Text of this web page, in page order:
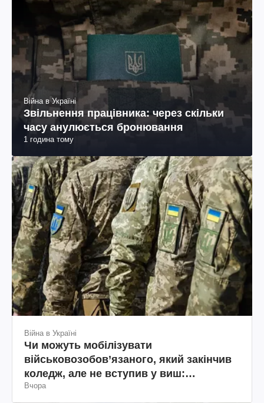
Війна в Україні
Звільнення працівника: через скільки
часу анулюється бронювання
1 година тому
Війна в Україні
Чи можуть мобілізувати
військовозобов’язаного, який закінчив
коледж, але не вступив у виш:
пояснення юриста
Вчора